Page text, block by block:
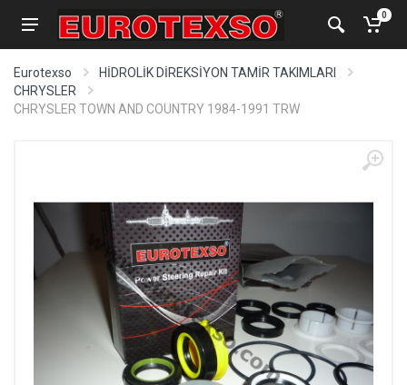
0
Eurotexso
HİDROLİK DİREKSİYON TAMİR TAKIMLARI
CHRYSLER
CHRYSLER TOWN AND COUNTRY 1984-1991 TRW